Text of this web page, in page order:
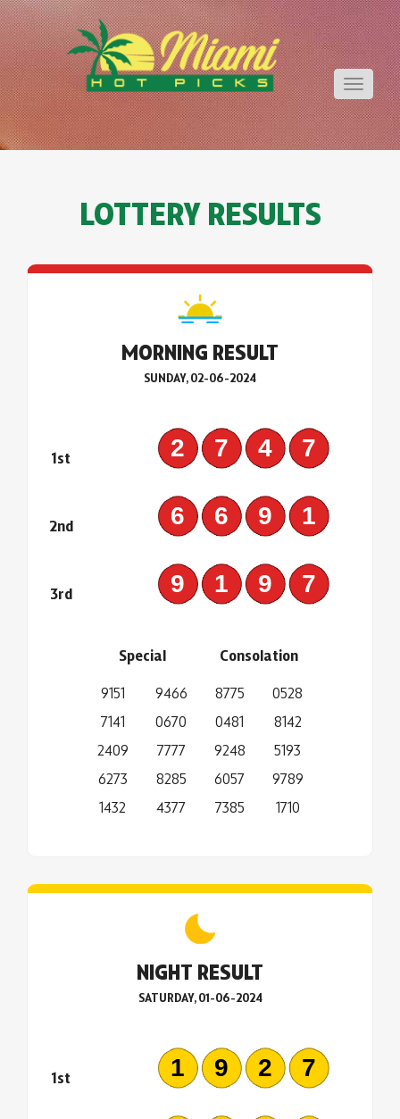
Toggle
LOTTERY RESULTS
MORNING RESULT
SUNDAY, 02-06-2024
1st 2747
2nd 6691
3rd 9197
Special
9151
7141
2409
6273
1432
9466
0670
7777
8285
4377
Consolation
8775
0481
9248
6057
7385
0528
8142
5193
9789
1710
NIGHT RESULT
SATURDAY, 01-06-2024
1st 1927